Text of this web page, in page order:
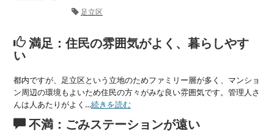
足立区
満足：住民の雰囲気がよく、暮らしやす
い
都内ですが、足立区という立地のためファミリー層が多く、マンショ
ン周辺の環境もよいため住民の方々がみな良い雰囲気です。管理人さ
んは人あたりがよく…続きを読む
不満：ごみステーションが遠い